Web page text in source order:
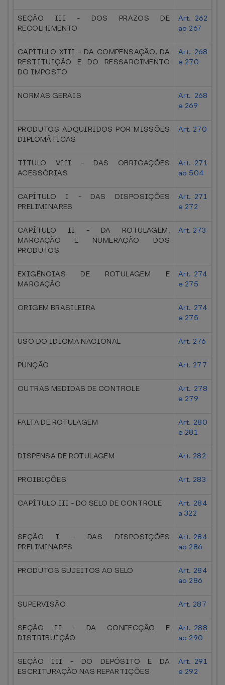
SEÇÃO III - DOS PRAZOS DE
RECOLHIMENTO
Art. 262
ao 267
CAPÍTULO XIII - DA COMPENSAÇÃO, DA
RESTITUIÇÃO E DO RESSARCIMENTO
DO IMPOSTO
Art. 268
e 270
NORMAS GERAIS
Art. 268
e 269
PRODUTOS ADQUIRIDOS POR MISSÕES
DIPLOMÁTICAS
Art. 270
TÍTULO VIII - DAS OBRIGAÇÕES
ACESSÓRIAS
Art. 271
ao 504
CAPÍTULO I - DAS DISPOSIÇÕES
PRELIMINARES
Art. 271
e 272
CAPÍTULO II - DA ROTULAGEM,
MARCAÇÃO E NUMERAÇÃO DOS
PRODUTOS
Art. 273
EXIGÊNCIAS DE ROTULAGEM E
MARCAÇÃO
Art. 274
e 275
ORIGEM BRASILEIRA
Art. 274
e 275
USO DO IDIOMA NACIONAL Art. 276
PUNÇÃO Art. 277
OUTRAS MEDIDAS DE CONTROLE
Art. 278
e 279
FALTA DE ROTULAGEM
Art. 280
e 281
DISPENSA DE ROTULAGEM Art. 282
PROIBIÇÕES Art. 283
CAPÍTULO III - DO SELO DE CONTROLE
Art. 284
a 322
SEÇÃO I - DAS DISPOSIÇÕES
PRELIMINARES
Art. 284
ao 286
PRODUTOS SUJEITOS AO SELO
Art. 284
ao 286
SUPERVISÃO Art. 287
SEÇÃO II - DA CONFECÇÃO E
DISTRIBUIÇÃO
Art. 288
ao 290
SEÇÃO III - DO DEPÓSITO E DA
ESCRITURAÇÃO NAS REPARTIÇÕES
Art. 291
e 292